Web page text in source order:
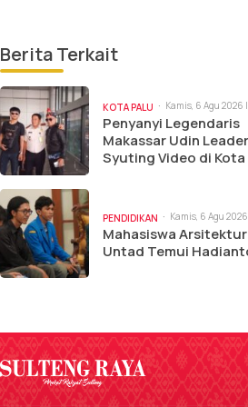
Berita Terkait
KOTA PALU Kamis, 6 Agu 2026
Penyanyi Legendaris
Makassar Udin
Syuting Video di Kota
PENDIDIKAN
Kamis, 6 Agu
am
Mahasiswa Arsitektur
Untad Temui